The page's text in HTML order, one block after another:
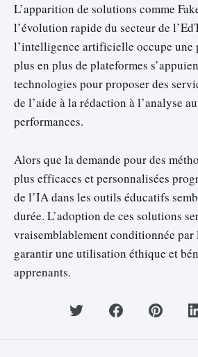
L’apparition de solutions comme
l’évolution rapide du secteur de
l’intelligence artificielle occupe une
plus en plus de plateformes
technologies pour proposer des
de l’aide à la rédaction à l’analyse
performances.
Alors que la demande pour des
plus efficaces et personnalisées
de l’IA dans les outils éducatifs
durée. L’adoption de ces solutions
vraisemblablement conditionnée par
garantir une utilisation éthique et
apprenants.